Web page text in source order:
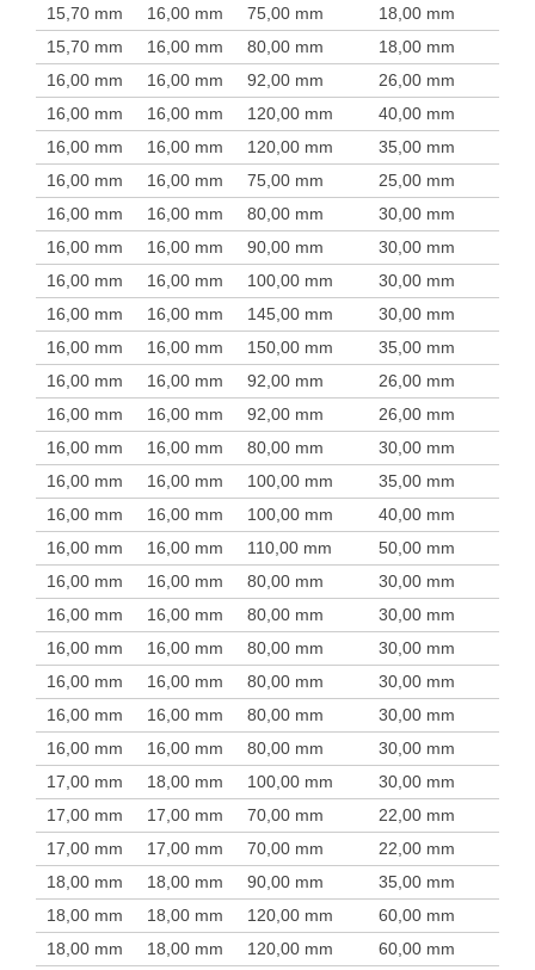
15,70 mm 16,00 mm 75,00 mm 18,00 mm
15,70 mm
16,00 mm 80,00 mm 18,00 mm
16,00 mm
16,00 mm 92,00 mm 26,00 mm
16,00 mm
16,00 mm 120,00 mm 40,00 mm
16,00 mm
16,00 mm 120,00 mm 35,00 mm
16,00 mm
16,00 mm 75,00 mm 25,00 mm
16,00 mm
16,00 mm 80,00 mm 30,00 mm
16,00 mm
16,00 mm 90,00 mm 30,00 mm
16,00 mm
16,00 mm 100,00 mm 30,00 mm
16,00 mm
16,00 mm 145,00 mm 30,00 mm
16,00 mm
16,00 mm 150,00 mm 35,00 mm
16,00 mm
16,00 mm 92,00 mm 26,00 mm
16,00 mm
16,00 mm 92,00 mm 26,00 mm
16,00 mm
16,00 mm 80,00 mm 30,00 mm
16,00 mm
16,00 mm 100,00 mm 35,00 mm
16,00 mm
16,00 mm 100,00 mm 40,00 mm
16,00 mm
16,00 mm 110,00 mm 50,00 mm
16,00 mm
16,00 mm 80,00 mm 30,00 mm
16,00 mm
16,00 mm 80,00 mm 30,00 mm
16,00 mm
16,00 mm 80,00 mm 30,00 mm
16,00 mm
16,00 mm 80,00 mm 30,00 mm
16,00 mm
16,00 mm 80,00 mm 30,00 mm
16,00 mm
16,00 mm 80,00 mm 30,00 mm
17,00 mm
18,00 mm 100,00 mm 30,00 mm
17,00 mm
17,00 mm 70,00 mm 22,00 mm
17,00 mm
17,00 mm 70,00 mm 22,00 mm
18,00 mm
18,00 mm 90,00 mm 35,00 mm
18,00 mm
18,00 mm 120,00 mm 60,00 mm
18,00 mm
18,00 mm 120,00 mm 60,00 mm